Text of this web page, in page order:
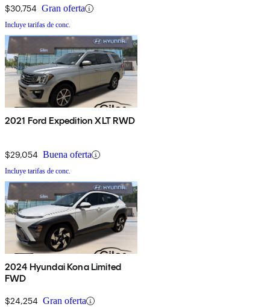
$30,754 Gran oferta
Incluye tarifas de conc.
2021 Ford Expedition XLT RWD
$29,054 Buena oferta
Incluye tarifas de conc.
2024 Hyundai Kona Limited
FWD
$24,254 Gran oferta